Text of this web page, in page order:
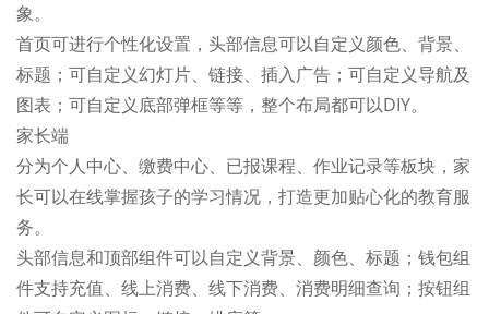
象。
首页可进行个性化设置，头部信息可以自定义颜色、背景、
标题；可自定义幻灯片、链接、插入广告；可自定义导航及
图表；可自定义底部弹框等等，整个布局都可以DIY。
家长端
分为个人中心、缴费中心、已报课程、作业记录等板块，家
长可以在线掌握孩子的学习情况，打造更加贴心化的教育服
务。
头部信息和顶部组件可以自定义背景、颜色、标题；钱包组
件支持充值、线上消费、线下消费、消费明细查询；按钮组